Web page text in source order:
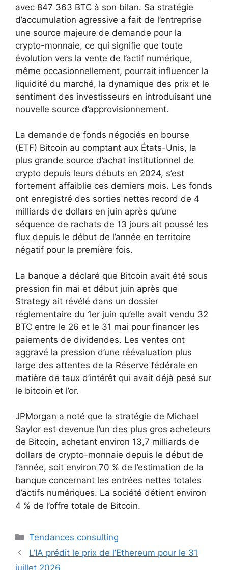
avec 847 363 BTC à son bilan. Sa stratégie
d’accumulation agressive a fait de l’entreprise
une source majeure de demande pour la
crypto-monnaie, ce qui signifie que toute
évolution vers la vente de l’actif numérique,
même occasionnellement, pourrait influencer la
liquidité du marché, la dynamique des prix et le
sentiment des investisseurs en introduisant une
nouvelle source d’approvisionnement.
La demande de fonds négociés en bourse
(ETF) Bitcoin au comptant aux États-Unis, la
plus grande source d’achat institutionnel de
crypto depuis leurs débuts en 2024, s’est
fortement affaiblie ces derniers mois. Les fonds
ont enregistré des sorties nettes record de 4
milliards de dollars en juin après qu’une
séquence de rachats de 13 jours ait poussé les
flux depuis le début de l’année en territoire
négatif pour la première fois.
La banque a déclaré que Bitcoin avait été sous
pression fin mai et début juin après que
Strategy ait révélé dans un dossier
réglementaire du 1er juin qu’elle avait vendu 32
BTC entre le 26 et le 31 mai pour financer les
paiements de dividendes. Les ventes ont
aggravé la pression d’une réévaluation plus
large des attentes de la Réserve fédérale en
matière de taux d’intérêt qui avait déjà pesé sur
le bitcoin et l’or.
JPMorgan a noté que la stratégie de Michael
Saylor est devenue l’un des plus gros acheteurs
de Bitcoin, achetant environ 13,7 milliards de
dollars de crypto-monnaie depuis le début de
l’année, soit environ 70 % de l’estimation de la
banque concernant les entrées nettes totales
d’actifs numériques. La société détient environ
4 % de l’offre totale de Bitcoin.
Catégories
Tendances consulting
L’IA prédit le prix de l’Ethereum pour le 31